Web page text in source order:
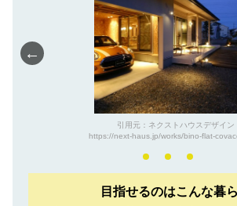
←
引用元：ネクストハウスデザイン
https://next-haus.jp/works/bino-flat-
目指せるのはこんな暮